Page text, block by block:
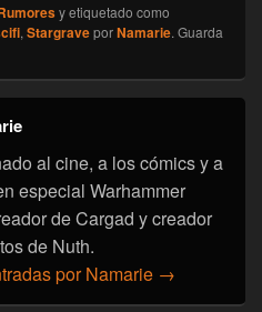
y etiquetado como
, StargraveporNamarie. Guarda
al cine, a los cómics y a
especial Warhammer
de Cargad y creador
de Nuth.
por Namarie →